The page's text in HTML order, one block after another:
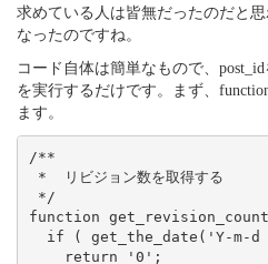
求めている人は皆無だったのだと
なったのですね。
コード自体は簡単なもので、
を実行するだけです。まず、
ます。
/**
*  リビジョン数を取得する
*/
function
if ( get_the_date('Y-m-d
    return '0';